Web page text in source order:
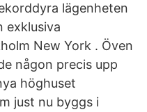
lägenheten
exklusiva
New York . Öven
någon precis upp
höghuset
just nu byggs i